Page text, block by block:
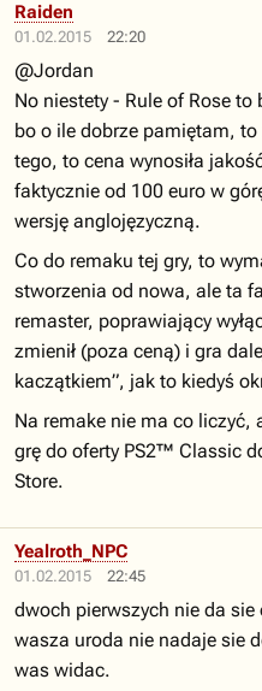
01.02.2015 22:20
Raiden
@Jordan
No niestety - Rule of Rose to
bo o ile dobrze pamiętam,
tego, to cena wynosiła
faktycznie od 100 euro w
wersję anglojęzyczną.
Co do remaku tej gry, to
stworzenia od nowa, ale ta
remaster, poprawiający
zmienił (poza ceną) i gra
kaczątkiem”, jak to kiedyś
Na remake nie ma co liczyć,
grę do oferty PS2™ Classic
Store.
01.02.2015 22:45
Yealroth_NPC
dwoch pierwszych nie da
wasza uroda nie nadaje sie
was widac.